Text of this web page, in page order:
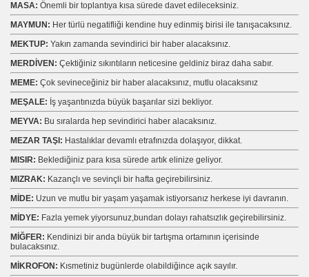
MASA: Önemli bir toplantıya kısa sürede davet edileceksiniz.
MAYMUN: Her türlü negatifliği kendine huy edinmiş birisi ile tanışacaksınız.
MEKTUP: Yakın zamanda sevindirici bir haber alacaksınız.
MERDİVEN: Çektiğiniz sıkıntıların neticesine geldiniz biraz daha sabır.
MEME: Çok sevineceğiniz bir haber alacaksınız, mutlu olacaksınız
MEŞALE: İş yaşantınızda büyük başarılar sizi bekliyor.
MEYVA: Bu sıralarda hep sevindirici haber alacaksınız.
MEZAR TAŞI: Hastalıklar devamlı etrafınızda dolaşıyor, dikkat.
MISIR: Beklediğiniz para kısa sürede artık elinize geliyor.
MIZRAK: Kazançlı ve sevinçli bir hafta geçirebilirsiniz.
MİDE: Uzun ve mutlu bir yaşam yaşamak istiyorsanız herkese iyi davranın.
MİDYE: Fazla yemek yiyorsunuz,bundan dolayı rahatsızlık geçirebilirsiniz.
MİĞFER: Kendinizi bir anda büyük bir tartışma ortamının içerisinde
bulacaksınız.
MİKROFON: Kısmetiniz bugünlerde olabildiğince açık sayılır.